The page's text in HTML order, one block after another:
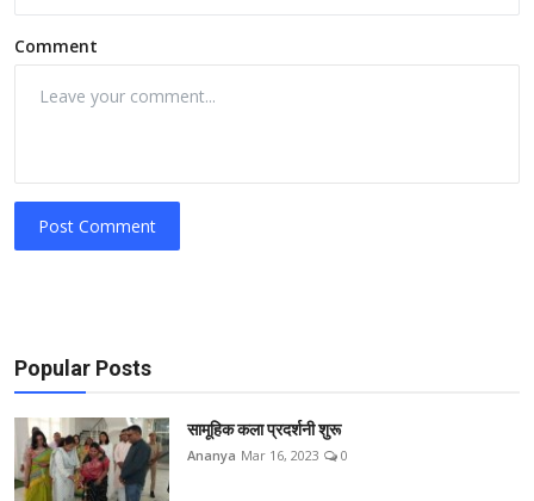
Comment
Post Comment
Popular Posts
सामूहिक कला प्रदर्शनी शुरू
Ananya Mar 16, 2023 0